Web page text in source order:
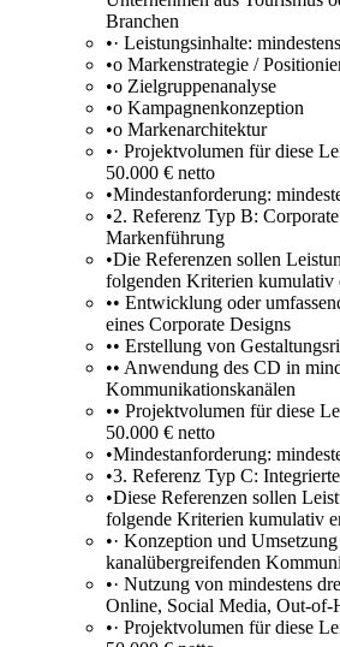
Branchen
•· Leistungsinhalte:
•o Markenstrategie /
•o Zielgruppenanalyse
•o Kampagnenkonzeption
•o Markenarchitektur
•· Projektvolumen für diese
50.000 € netto
•Mindestanforderung:
•2. Referenz Typ B:
Markenführung
•Die Referenzen sollen
folgenden Kriterien kumulativ
•• Entwicklung oder
eines Corporate Designs
•• Erstellung von
•• Anwendung des CD in
Kommunikationskanälen
•• Projektvolumen für diese
50.000 € netto
•Mindestanforderung:
•3. Referenz Typ C:
•Diese Referenzen sollen
folgende Kriterien kumulativ
•· Konzeption und
kanalübergreifenden
•· Nutzung von mindestens
Online, Social Media, Out-of-
•· Projektvolumen für diese